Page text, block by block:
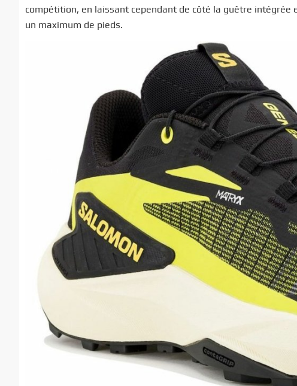
compétition, en laissant cependant de côté la guêtre
un maximum de pieds.